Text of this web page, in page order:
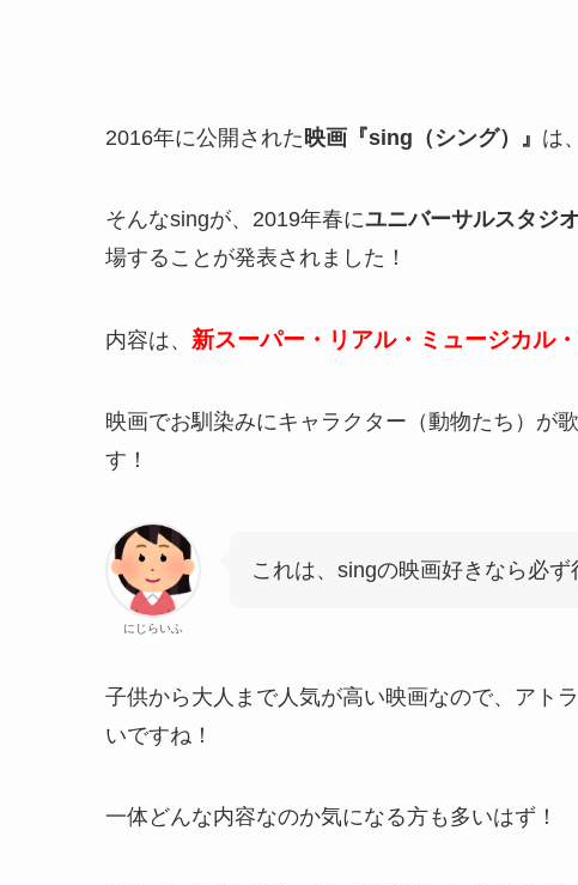
2016年に公開された映画『sing（シング）』 は
そんなsingが、2019年春にユニバーサルスタジ
場することが発表されました！
内容は、 新スーパー・リアル・ミュージカル
映画でお馴染みにキャラクター（動物たち）が
す！
にじらいふ
これは、singの映画好きなら必ず
子供から大人まで人気が高い映画なので、アト
いですね！
一体どんな内容なのか気になる方も多いはず！